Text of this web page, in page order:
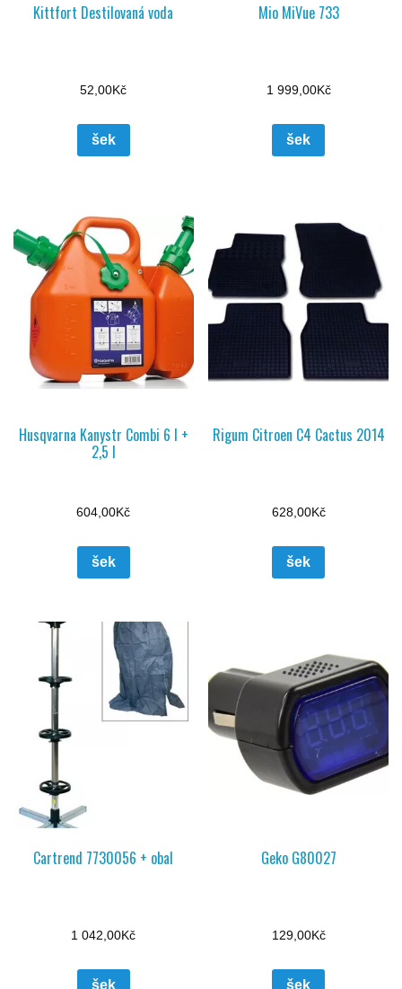
Kittfort Destilovaná voda
52,00Kč
šek
Mio MiVue 733
1 999,00Kč
šek
Husqvarna Kanystr Combi 6 l +
2,5 l
604,00Kč
šek
Rigum Citroen C4 Cactus 2014
628,00Kč
šek
Cartrend 7730056 + obal
1 042,00Kč
šek
Geko G80027
129,00Kč
šek